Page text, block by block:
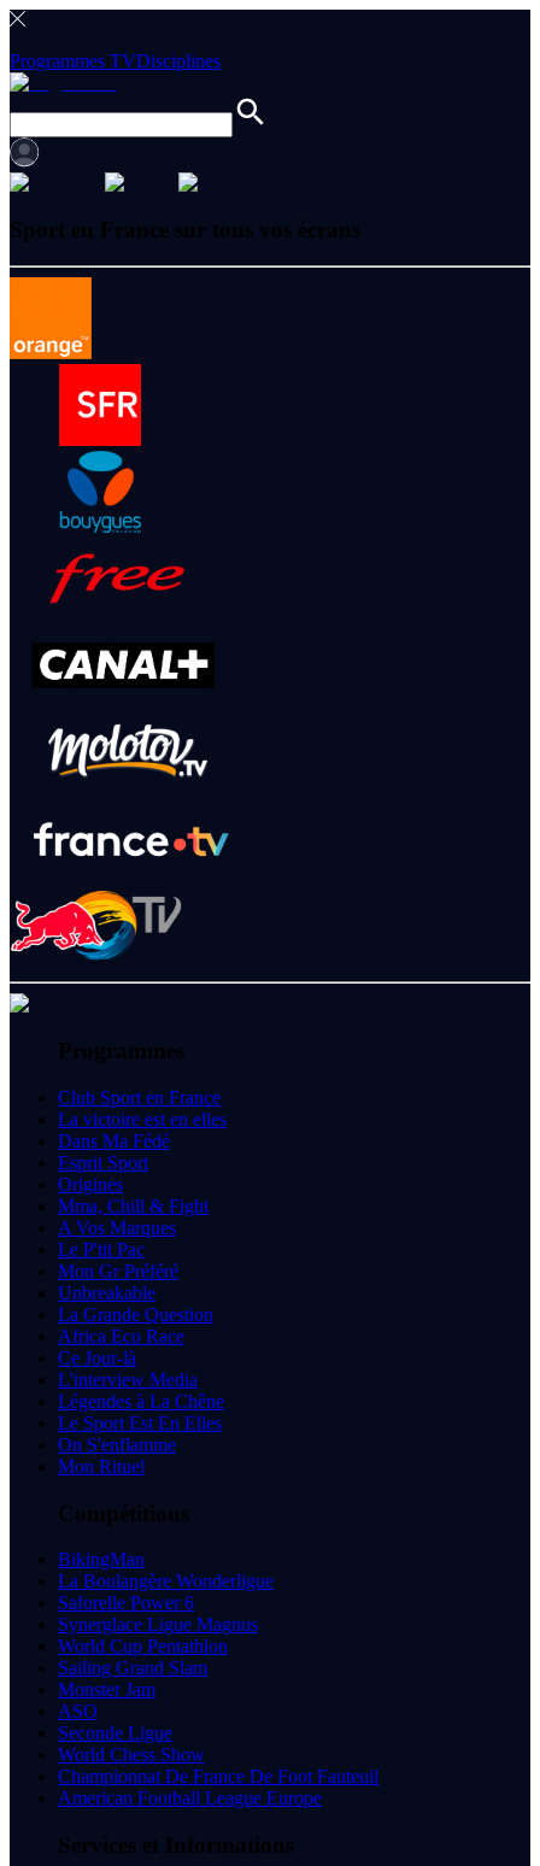
Programmes TVDisciplines
Sport en France sur tous vos écrans
Programmes
Club Sport en France
La victoire est en elles
Dans Ma Fédé
Esprit Sport
Origines
Mma, Chill & Fight
A Vos Marques
Le P'tit Pac
Mon Gr Préféré
Unbreakable
La Grande Question
Africa Eco Race
Ce Jour-là
L'interview Media
Légendes à La Chêne
Le Sport Est En Elles
On S'enflamme
Mon Rituel
Compétitions
BikingMan
La Boulangère Wonderligue
Saforelle Power 6
Synerglace Ligue Magnus
World Cup Pentathlon
Sailing Grand Slam
Monster Jam
ASO
Seconde Ligue
World Chess Show
Championnat De France De Foot Fauteuil
American Football League Europe
Services et Informations